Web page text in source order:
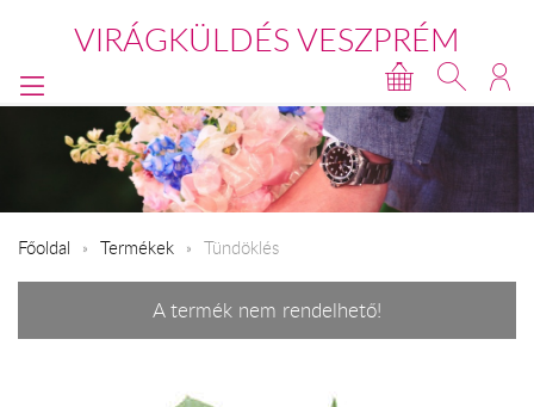
VIRÁGKÜLDÉS VESZPRÉM
Főoldal Termékek Tündöklés
A termék nem rendelhető!